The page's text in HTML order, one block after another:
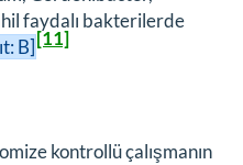
faydalı bakterilerde
B][11]
kontrollü çalışmanın